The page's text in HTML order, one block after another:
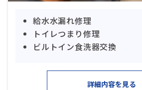
給水水漏れ修理
トイレつまり修理
ビルトイン食洗器交換
詳細内容を見る